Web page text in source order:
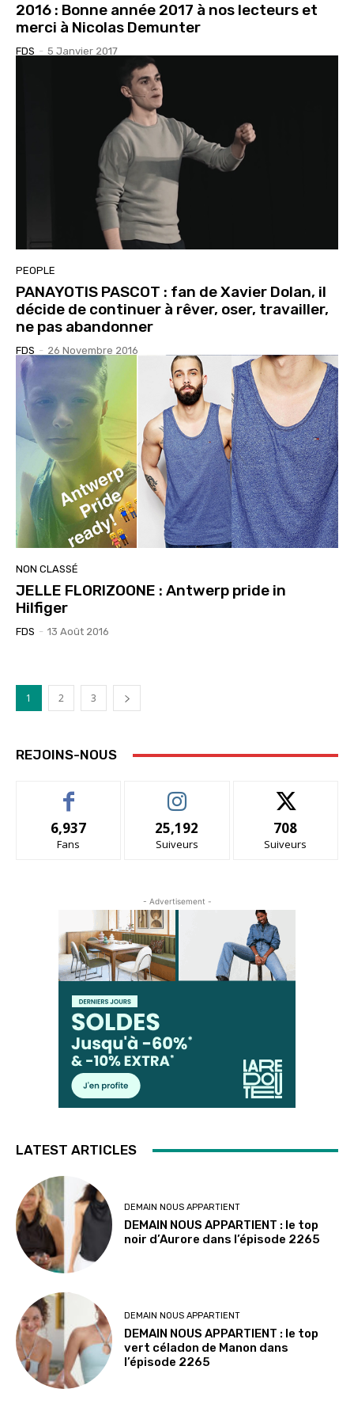
2016 : Bonne année 2017 à nos lecteurs et
merci à Nicolas Demunter
FDS - 5 Janvier 2017
PEOPLE
PANAYOTIS PASCOT : fan de Xavier Dolan, il
décide de continuer à rêver, oser, travailler,
ne pas abandonner
FDS - 26 Novembre 2016
NON CLASSÉ
JELLE FLORIZOONE : Antwerp pride in
Hilfiger
FDS - 13 Août 2016
1 2 3
REJOINS-NOUS
6,937
Fans
25,192
Suiveurs
708
Suiveurs
- Advertisement -
LATEST ARTICLES
DEMAIN NOUS APPARTIENT
DEMAIN NOUS APPARTIENT : le top
noir d’Aurore dans l’épisode 2265
DEMAIN NOUS APPARTIENT
DEMAIN NOUS APPARTIENT : le top
vert céladon de Manon dans
l’épisode 2265